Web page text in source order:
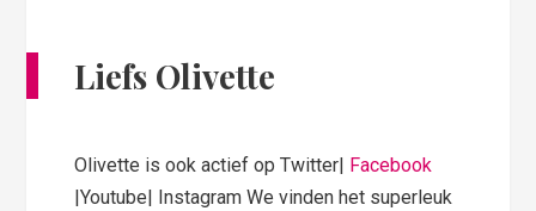
Liefs Olivette
Olivette is ook actief op Twitter|
Facebook
|Youtube| Instagram We vinden het superleuk